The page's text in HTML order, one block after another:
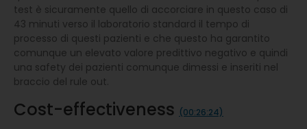
test è sicuramente quello di accorciare in questo caso di
43 minuti verso il laboratorio standard il tempo di
processo di questi pazienti e che questo ha garantito
comunque un elevato valore predittivo negativo e quindi
una safety dei pazienti comunque dimessi e inseriti nel
braccio del rule out.
Cost-effectiveness (00:26:24)